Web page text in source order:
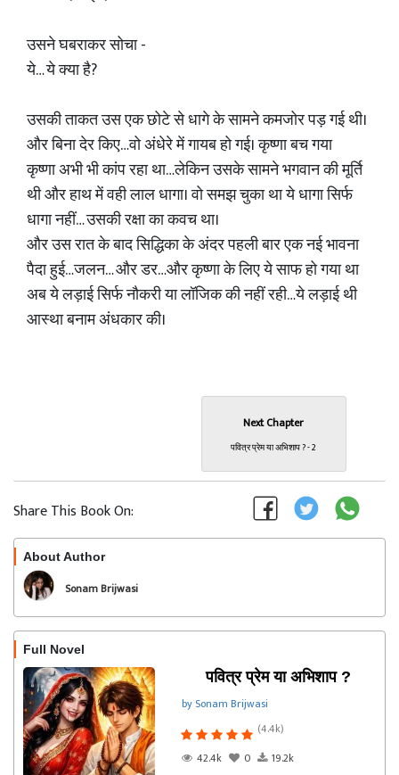
उसने घबराकर सोचा -
ये… ये क्या है?
उसकी ताकत उस एक छोटे से धागे के सामने कमजोर पड़ गई थी।
और बिना देर किए…वो अंधेरे में गायब हो गई। कृष्णा बच गया
कृष्णा अभी भी कांप रहा था…लेकिन उसके सामने भगवान की मूर्ति
थी और हाथ में वही लाल धागा। वो समझ चुका था ये धागा सिर्फ
धागा नहीं… उसकी रक्षा का कवच था।
और उस रात के बाद सिद्धिका के अंदर पहली बार एक नई भावना
पैदा हुई…जलन… और डर…और कृष्णा के लिए ये साफ हो गया था
अब ये लड़ाई सिर्फ नौकरी या लॉजिक की नहीं रही…ये लड़ाई थी
आस्था बनाम अंधकार की।
Next Chapter
पवित्र प्रेम या अभिशाप ? - 2
Share This Book On:
About Author
Sonam Brijwasi
Full Novel
पवित्र प्रेम या अभिशाप ?
by Sonam Brijwasi
(4.4k)
42.4k
0 19.2k